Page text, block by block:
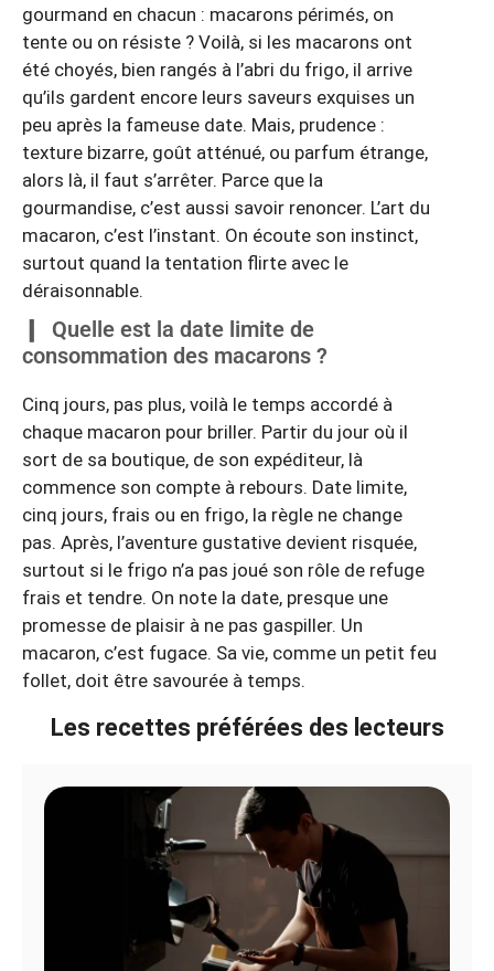
gourmand en chacun : macarons périmés, on
tente ou on résiste ? Voilà, si les macarons ont
été choyés, bien rangés à l’abri du frigo, il arrive
qu’ils gardent encore leurs saveurs exquises un
peu après la fameuse date. Mais, prudence :
texture bizarre, goût atténué, ou parfum étrange,
alors là, il faut s’arrêter. Parce que la
gourmandise, c’est aussi savoir renoncer. L’art du
macaron, c’est l’instant. On écoute son instinct,
surtout quand la tentation flirte avec le
déraisonnable.
Quelle est la date limite de
consommation des macarons ?
Cinq jours, pas plus, voilà le temps accordé à
chaque macaron pour briller. Partir du jour où il
sort de sa boutique, de son expéditeur, là
commence son compte à rebours. Date limite,
cinq jours, frais ou en frigo, la règle ne change
pas. Après, l’aventure gustative devient risquée,
surtout si le frigo n’a pas joué son rôle de refuge
frais et tendre. On note la date, presque une
promesse de plaisir à ne pas gaspiller. Un
macaron, c’est fugace. Sa vie, comme un petit feu
follet, doit être savourée à temps.
Les recettes préférées des lecteurs